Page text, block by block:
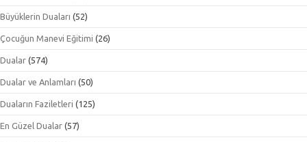
Büyüklerin Duaları (52)
Çocuğun Manevi Eğitimi (26)
Dualar (574)
Dualar ve Anlamları (50)
Duaların Faziletleri (125)
En Güzel Dualar (57)